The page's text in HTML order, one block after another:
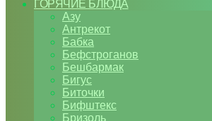
ГОРЯЧИЕ БЛЮДА
Азу
Антрекот
Бабка
Бефстроганов
Бешбармак
Бигус
Биточки
Бифштекс
Бризоль